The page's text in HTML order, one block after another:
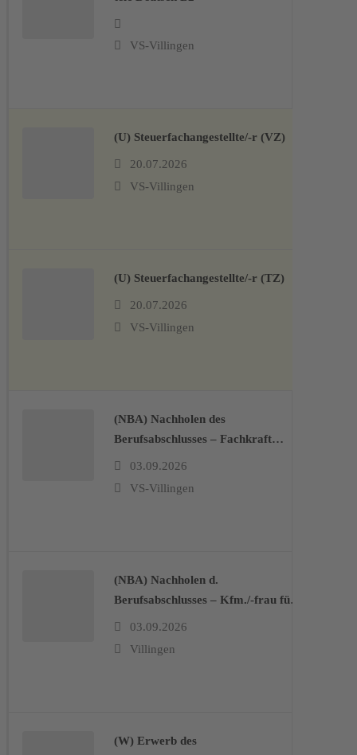
VS-Villingen
(U) Steuerfachangestellte/-r (VZ)
20.07.2026
VS-Villingen
(U) Steuerfachangestellte/-r (TZ)
20.07.2026
VS-Villingen
(NBA) Nachholen des
Berufsabschlusses – Fachkraft
Lagerlogistik/Fachlagerist/-in (BB)
03.09.2026
VS-Villingen
(NBA) Nachholen d.
Berufsabschlusses – Kfm./-frau für
Büromanagement (BB)
03.09.2026
Villingen
(W) Erwerb des